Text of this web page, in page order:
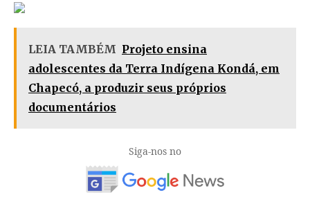
LEIA TAMBÉM Projeto ensina
adolescentes da Terra Indígena Kondá, em
Chapecó, a produzir seus próprios
documentários
Siga-nos no